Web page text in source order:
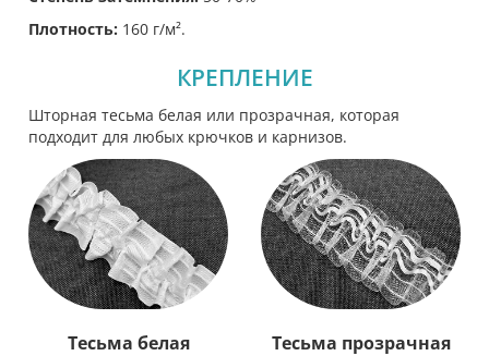
Плотность: 160 г/м².
КРЕПЛЕНИЕ
Шторная тесьма белая или прозрачная, которая
подходит для любых крючков и карнизов.
Тесьма белая Тесьма прозрачная